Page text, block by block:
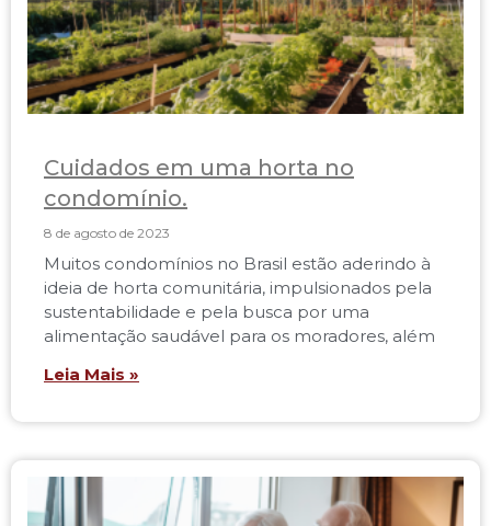
Cuidados em uma horta no
condomínio.
8 de agosto de 2023
Muitos condomínios no Brasil estão aderindo à
ideia de horta comunitária, impulsionados pela
sustentabilidade e pela busca por uma
alimentação saudável para os moradores, além
Leia Mais »